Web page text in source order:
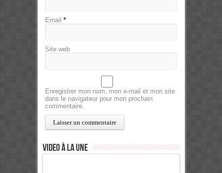
Email *
Site web
Enregistrer mon nom, mon e-mail et mon site
dans le navigateur pour mon prochain
commentaire.
Video à la Une